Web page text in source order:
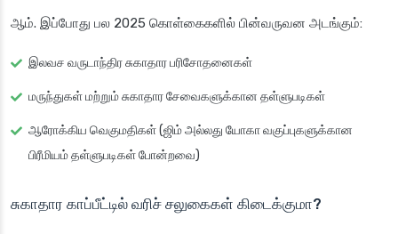
ஆம். இப்போது பல 2025 கொள்கைகளில் பின்வருவன அடங்கும்:
இலவச வருடாந்திர சுகாதார பரிசோதனைகள்
மருந்துகள் மற்றும் சுகாதார சேவைகளுக்கான தள்ளுபடிகள்
ஆரோக்கிய வெகுமதிகள் (ஜிம் அல்லது யோகா வகுப்புகளுக்கான
பிரீமியம் தள்ளுபடிகள் போன்றவை)
சுகாதார காப்பீட்டில் வரிச் சலுகைகள் கிடைக்குமா?